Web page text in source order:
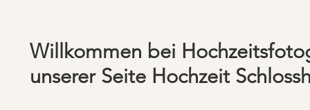
Willkommen bei
unserer Seite Hochzeit